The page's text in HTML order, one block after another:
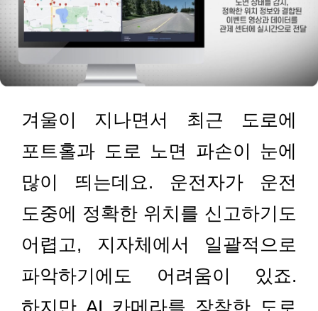
겨울이 지나면서 최근 도로에
포트홀과 도로 노면 파손이 눈에
많이 띄는데요. 운전자가 운전
도중에 정확한 위치를 신고하기도
어렵고, 지자체에서 일괄적으로
파악하기에도 어려움이 있죠.